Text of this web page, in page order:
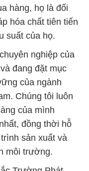
hàng, họ là đối
hóa chất tiên tiến
suất của họ.
nghiệp của
đang đặt mục
của ngành
Chúng tôi luôn
của mình
đồng thời hỗ
sản xuất và
môi trường.